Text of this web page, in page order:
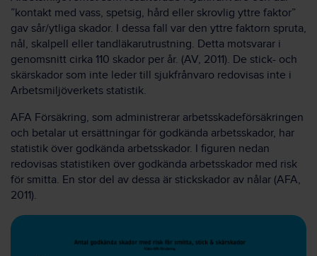
”kontakt med vass, spetsig, hård eller skrovlig yttre faktor”
gav sår/ytliga skador. I dessa fall var den yttre faktorn spruta,
nål, skalpell eller tandläkarutrustning. Detta motsvarar i
genomsnitt cirka 110 skador per år. (AV, 2011). De stick- och
skärskador som inte leder till sjukfrånvaro redovisas inte i
Arbetsmiljöverkets statistik.
AFA Försäkring, som administrerar arbetsskadeförsäkringen
och betalar ut ersättningar för godkända arbetsskador, har
statistik över godkända arbetsskador. I figuren nedan
redovisas statistiken över godkända arbetsskador med risk
för smitta. En stor del av dessa är stickskador av nålar (AFA,
2011).